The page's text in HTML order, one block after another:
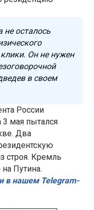
не осталось
клики. Он не нужен
в своем
России
3 мая пытался
Два
строя. Кремль
Путина.
в нашем Telegram-